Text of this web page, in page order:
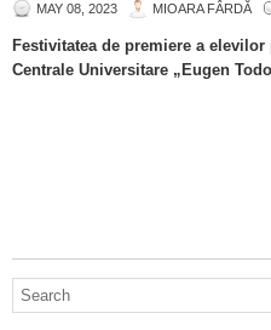
MAY 08, 2023 MIOARA FÂRDĂ
Festivitatea de premiere a
Centrale Universitare „Eugen